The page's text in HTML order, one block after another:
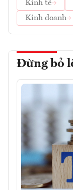
Kinh tế
Kinh doanh
Đừng bỏ